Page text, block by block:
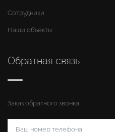
Сотрудники
Наши объекты
Обратная связь
Заказ обратного звонка